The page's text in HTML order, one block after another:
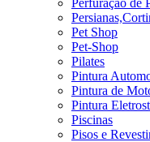
Perfuração de
Pet Shop
Pet-Shop
Pilates
Pintura
Pintura de
Pintura
Piscinas
Pisos e